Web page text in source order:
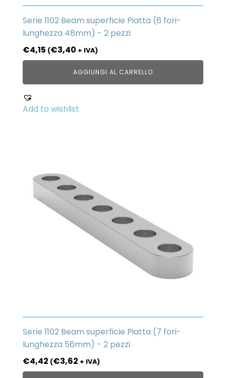
Serie 1102 Beam superficie Piatta (6 fori-
lunghezza 48mm) - 2 pezzi
€4,15 (€3,40 + IVA)
AGGIUNGI AL CARRELLO
Add to wishlist
Serie 1102 Beam superficie Piatta (7 fori-
lunghezza 56mm) - 2 pezzi
€4,42 (€3,62 + IVA)